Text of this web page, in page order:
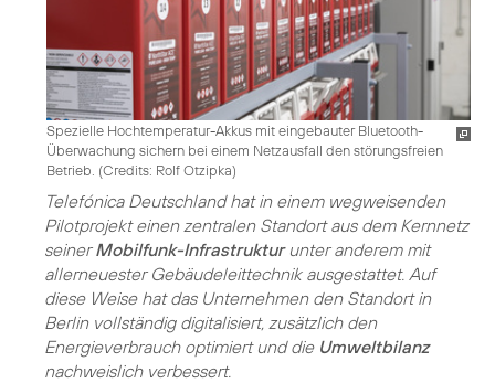
Spezielle Hochtemperatur-Akkus mit eingebauter Bluetooth-
Überwachung sichern bei einem Netzausfall den störungsfreien
Betrieb. (Credits: Rolf Otzipka)
Telefónica Deutschland hat in einem wegweisenden
Pilotprojekt einen zentralen Standort aus dem Kernnetz
seinerMobilfunk-Infrastrukturunter anderem mit
allerneuester Gebäudeleittechnik ausgestattet. Auf
diese Weise hat das Unternehmen den Standort in
Berlin vollständig digitalisiert, zusätzlich den
Energieverbrauch optimiert und die Umweltbilanz
nachweislich verbessert.